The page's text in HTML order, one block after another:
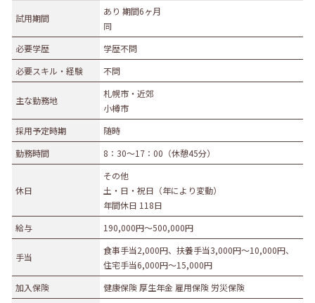
自動車販売・修理
医薬品小売業
娯楽業
教育・学習支援業
金融・保険業
不動産業
宿泊業
飲食サービス業
その他サービス
事務職 販売職 営業職
技能職
サービス職 その他
契約 公務員
団体職員
その他
試用期間
あり 期間6ヶ月
同
必要学歴
学歴不問
必要スキル・経験
不問
主な勤務地
札幌市・近郊
小樽市
採用予定時期
随時
勤務時間
8：30～17：00（休憩45分）
休日
その他
土・日・祝日（年により変動）
年間休日 118日
給与
190,000円〜500,000円
手当
食事手当2,000円、扶養手当3,000円～10,000円、
住宅手当6,000円～15,000円
加入保険
健康保険 厚生年金 雇用保険 労災保険